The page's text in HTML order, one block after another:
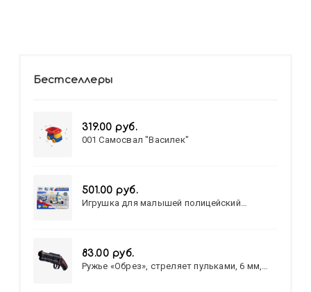
Бестселлеры
319.00 руб.
001 Самосвал "Василек"
501.00 руб.
Игрушка для малышей полицейский
83.00 руб.
Ружье «Обрез», стреляет пульками, 6 мм,